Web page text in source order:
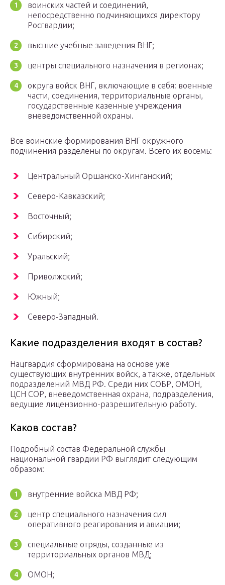
воинских частей и соединений,
непосредственно подчиняющихся директору
Росгвардии;
высшие учебные заведения ВНГ;
центры специального назначения в регионах;
округа войск ВНГ, включающие в себя: военные
части, соединения, территориальные органы,
государственные казенные учреждения
вневедомственной охраны.
Все воинские формирования ВНГ окружного
подчинения разделены по округам. Всего их восемь:
Центральный Оршанско-Хинганский;
Северо-Кавказский;
Восточный;
Сибирский;
Уральский;
Приволжский;
Южный;
Северо-Западный.
Какие подразделения входят в состав?
Нацгвардия сформирована на основе уже
существующих внутренних войск, а также, отдельных
подразделений МВД РФ. Среди них СОБР, ОМОН,
ЦСН СОР, вневедомственная охрана, подразделения,
ведущие лицензионно-разрешительную работу.
Каков состав?
Подробный состав Федеральной службы
национальной гвардии РФ выглядит следующим
образом:
внутренние войска МВД РФ;
центр специального назначения сил
оперативного реагирования и авиации;
специальные отряды, созданные из
территориальных органов МВД;
ОМОН;